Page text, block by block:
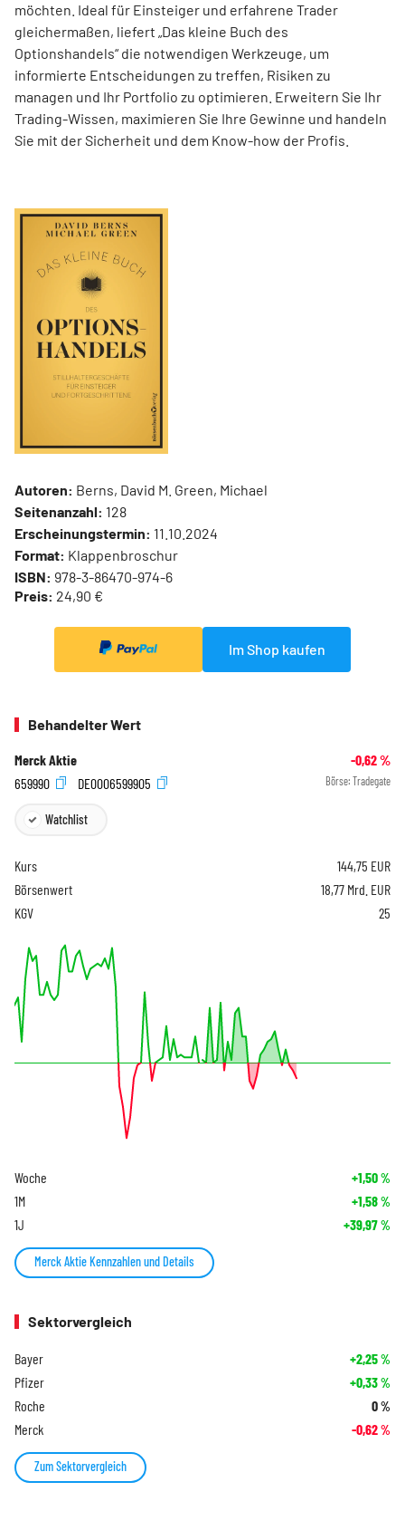
möchten. Ideal für Einsteiger und erfahrene Trader
gleichermaßen, liefert „Das kleine Buch des
Optionshandels“ die notwendigen Werkzeuge, um
informierte Entscheidungen zu treffen, Risiken zu
managen und Ihr Portfolio zu optimieren. Erweitern Sie Ihr
Trading-Wissen, maximieren Sie Ihre Gewinne und handeln
Sie mit der Sicherheit und dem Know-how der Profis.
Autoren: Berns, David M. Green, Michael
Seitenanzahl: 128
Erscheinungstermin: 11.10.2024
Format: Klappenbroschur
ISBN: 978-3-86470-974-6
Preis: 24,90 €
Im Shop kaufen
Behandelter Wert
Merck Aktie -0,62%
659990
DE0006599905 Börse: Tradegate
Watchlist
Kurs 144,75 EUR
Börsenwert
18,77 Mrd. EUR
KGV
25
Woche +1,50%
1M +1,58%
1J +39,97%
Merck Aktie Kennzahlen und Details
Sektorvergleich
Bayer +2,25%
Pfizer +0,33%
Roche 0%
Merck -0,62%
Zum Sektorvergleich